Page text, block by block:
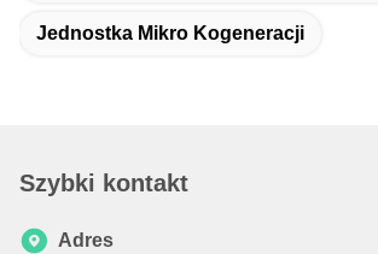
Jednostka Mikro Kogeneracji
Szybki kontakt
Adres